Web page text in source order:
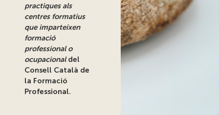
practiques als
centres formatius
que imparteixen
formació
professional o
ocupacionaldel
Consell Català de
la Formació
Professional.